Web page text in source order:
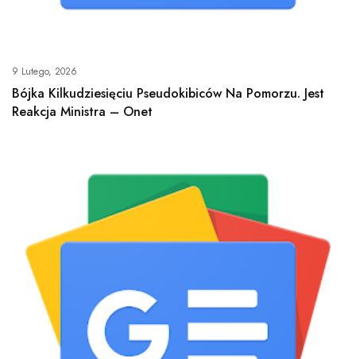
9 Lutego, 2026
Bójka Kilkudziesięciu Pseudokibiców Na Pomorzu. Jest
Reakcja Ministra – Onet